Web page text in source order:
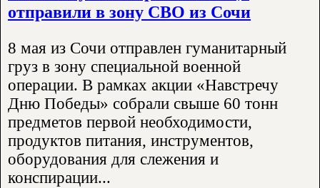
отправили в зону СВО из Сочи
8 мая из Сочи отправлен гуманитарный
груз в зону специальной военной
операции. В рамках акции «Навстречу
Дню Победы» собрали свыше 60 тонн
предметов первой необходимости,
продуктов питания, инструментов,
оборудования для слежения и
конспирации...